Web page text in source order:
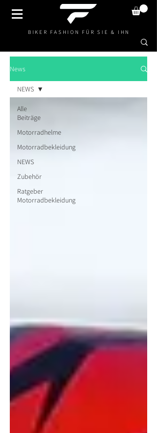
BIKER FASHION FÜR SIE & IHN
News
Alle
Beiträge
Motorradhelme
Motorradbekleidung
NEWS
Zubehör
Ratgeber
Motorradbekleidung
NEWS